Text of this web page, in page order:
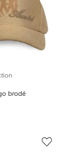
brodé